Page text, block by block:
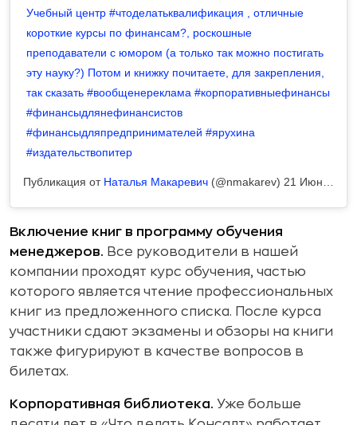
Учебный центр #чтоделатьквалификация , отличные
короткие курсы по финансам?, роскошные
преподаватели с юмором (а только так можно постигать
эту науку?) Потом и книжку почитаете, для закрепления,
так сказать #вообщенереклама #корпоративныефинансы
#финансыдлянефинансистов
#финансыдляпредпринимателей #ярухина
#издательствопитер
Публикация от Наталья Макаревич (@nmakarev) 21 Июн 2019 в 11:02 PDT
Включение книг в программу обучения
менеджеров. Все руководители в нашей
компании проходят курс обучения, частью
которого является чтение профессиональных
книг из предложенного списка. После курса
участники сдают экзамены и обзоры на книги
также фигурируют в качестве вопросов в
билетах.
Корпоративная библиотека. Уже больше